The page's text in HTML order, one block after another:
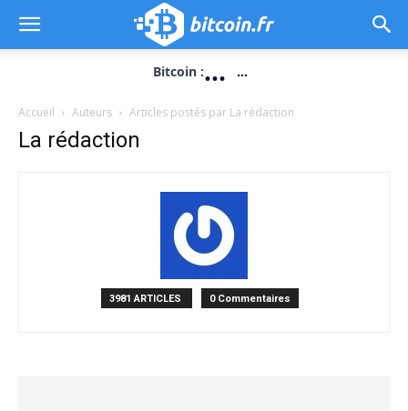
Bitcoin :... ...
Accueil Auteurs Articles postés par La rédaction
La rédaction
3981 ARTICLES 0 Commentaires